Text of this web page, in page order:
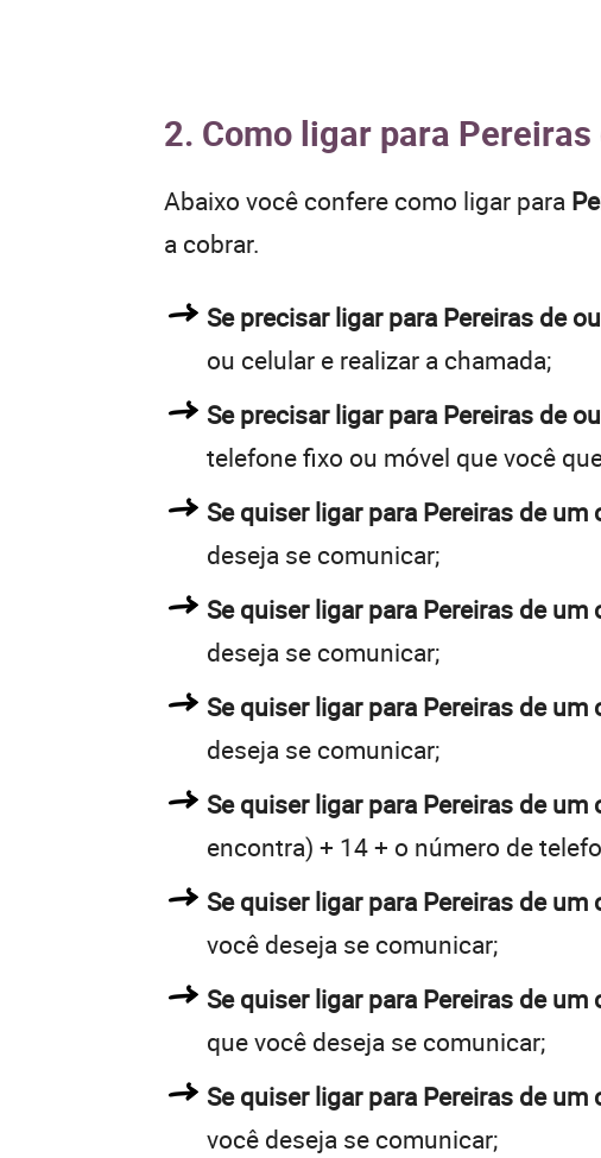
2. Como ligar para
Abaixo você confere como ligar para
a cobrar.
Se precisar ligar para Pereiras de
ou celular e realizar a chamada;
Se precisar ligar para Pereiras de
telefone fixo ou móvel que você
Se quiser ligar para Pereiras de um
deseja se comunicar;
Se quiser ligar para Pereiras de um
deseja se comunicar;
Se quiser ligar para Pereiras de um
deseja se comunicar;
Se quiser ligar para Pereiras de um
encontra) + 14 + o número de
Se quiser ligar para Pereiras de um
você deseja se comunicar;
Se quiser ligar para Pereiras de
que você deseja se comunicar;
Se quiser ligar para Pereiras de um
você deseja se comunicar;